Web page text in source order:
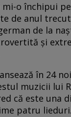
mi-o închipui
de anul
de la
şi
în 24
muzicii lui
că este una
patru lieduri.